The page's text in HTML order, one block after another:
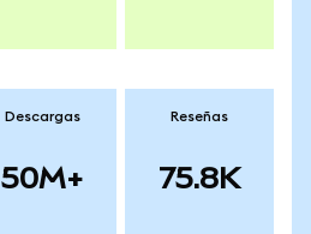
Descargas
50M+
Reseñas
75.8K